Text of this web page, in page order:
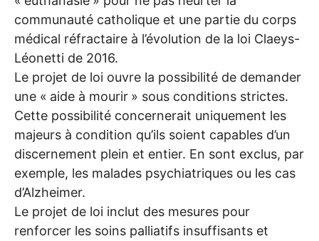
communauté catholique et une partie du corps
médical réfractaire à l’évolution de la loi Claeys-
Léonetti de 2016.
Le projet de loi ouvre la possibilité de demander
une « aide à mourir » sous conditions strictes.
Cette possibilité concernerait uniquement les
majeurs à condition qu’ils soient capables d’un
discernement plein et entier. En sont exclus, par
exemple, les malades psychiatriques ou les cas
d’Alzheimer.
Le projet de loi inclut des mesures pour
renforcer les soins palliatifs insuffisants et